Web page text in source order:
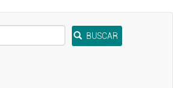
BUSCAR